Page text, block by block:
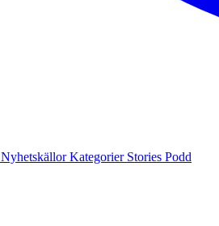
NyhetskällorKategorier Stories Podd